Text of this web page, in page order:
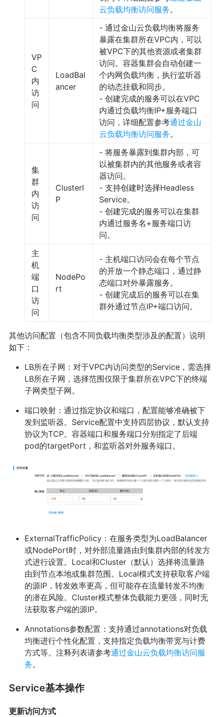
云负载均衡访问服务。
VP
C
内
访
问
LoadBal
ancer
- 通过金山云负载均衡将服务
暴露在集群所在VPC内，可以
被VPC下的其他资源或者集群
访问。容器集群会自动创建一
个内网负载均衡，执行监听器
的动态挂载和同步。
- 创建完成的服务可以在VPC
内通过负载均衡IP+服务端口
访问，详细配置参考通过金山
云负载均衡访问服务。
集
群
内
访
问
ClusterI
P
- 将服务暴露到集群内部，可
以被集群内的其他服务或者容
器访问。
- 支持创建时选择Headless
Service。
- 创建完成的服务可以在集群
内通过服务名+服务端口访
问。
主
机
端
口
访
问
NodePo
rt
- 主机端口访问会在每个节点
的开放一个静态端口，通过静
态端口对外暴露服务。
- 创建完成后的服务可以在集
群外通过节点IP+端口访问。
其他访问配置（包含不同负载均衡类型涉及的配置）说明
如下：
LB所在子网：对于VPC内访问类型的Service，需选择
LB所在子网，选择范围仅限于集群所在VPC下的终端
子网类型子网。
端口映射：通过指定协议和端口，配置能够准确被下
发到监听器。Service配置中支持四层协议，默认支持
协议为TCP。容器端口和服务端口分别指定了后端
pod的targetPort，和监听器对外服务端口。
ExternalTrafficPolicy：在服务类型为LoadBalancer
或NodePort时，对外部流量路由到集群内部的转发方
式进行设置。Local和Cluster（默认）选择将流量路
由到节点本地或集群范围。Local模式支持获取客户端
的源IP，转发效率更高，但可能存在流量转发不均衡
的潜在风险。Cluster模式整体负载能力更强，同时无
法获取客户端的源IP。
Annotations参数配置：支持通过annotations对负载
均衡进行个性化配置，支持指定负载均衡带宽与计费
方式等。注释列表请参考通过金山云负载均衡访问服
务。
Service基本操作
更新访问方式